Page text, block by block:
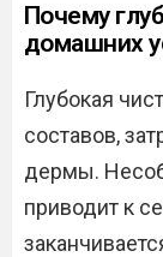
Почему
домашних
Глубокая
составов,
дермы.
приводит к